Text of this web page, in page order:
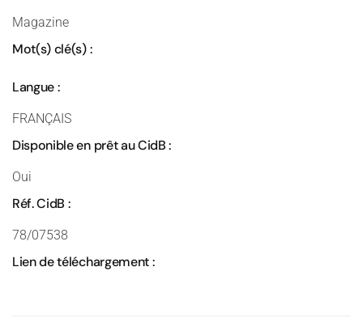
Magazine
Mot(s) clé(s) :
Langue :
FRANÇAIS
Disponible en prêt au CidB :
Oui
Réf. CidB :
78/07538
Lien de téléchargement :